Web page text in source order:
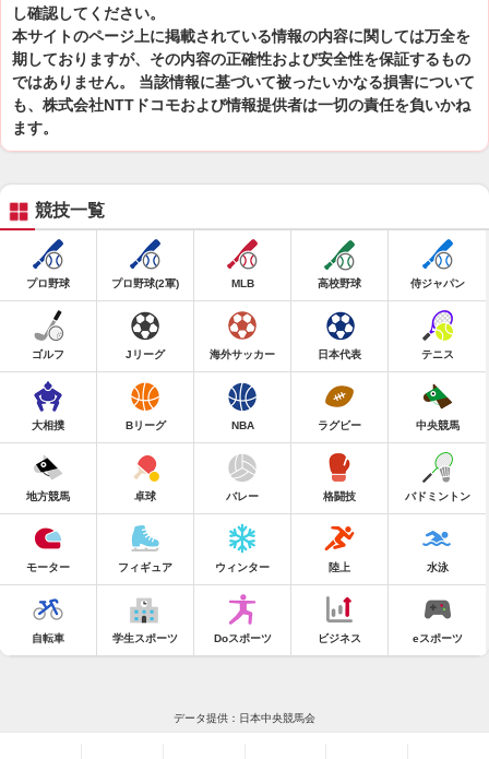
し確認してください。
本サイトのページ上に掲載されている情報の内容に関しては万全を
期しておりますが、その内容の正確性および安全性を保証するもの
ではありません。 当該情報に基づいて被ったいかなる損害について
も、株式会社NTTドコモおよび情報提供者は一切の責任を負いかね
ます。
競技一覧
プロ野球 プロ野球(2軍) MLB 高校野球 侍ジャパン
ゴルフ Jリーグ 海外サッカー 日本代表 テニス
大相撲 Bリーグ NBA ラグビー 中央競馬
地方競馬 卓球 バレー 格闘技 バドミントン
モーター フィギュア ウィンター 陸上 水泳
自転車 学生スポーツ Doスポーツ ビジネス eスポーツ
データ提供：日本中央競馬会